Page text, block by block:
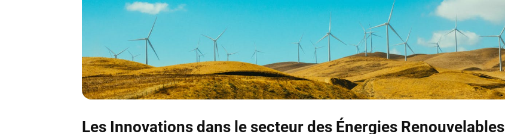
Les Innovations dans le secteur des Énergies Renouvelables